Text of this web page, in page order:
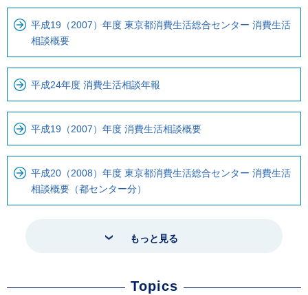
平成19（2007）年度 東京都消費生活総合センター 消費生活
相談概要
平成24年度 消費生活相談年報
平成19（2007）年度 消費生活相談概要
平成20（2008）年度 東京都消費生活総合センター 消費生活
相談概要（都センター分）
もっと見る
Topics